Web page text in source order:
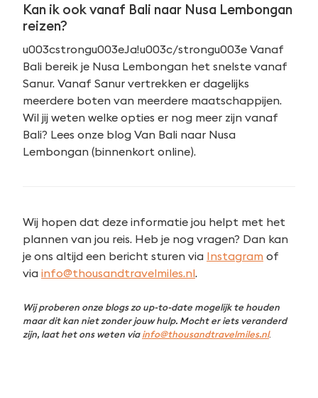
Kan ik ook vanaf Bali naar Nusa Lembongan
reizen?
u003cstrongu003eJa!u003c/strongu003e Vanaf
Bali bereik je Nusa Lembongan het snelste vanaf
Sanur. Vanaf Sanur vertrekken er dagelijks
meerdere boten van meerdere maatschappijen.
Wil jij weten welke opties er nog meer zijn vanaf
Bali? Lees onze blog Van Bali naar Nusa
Lembongan (binnenkort online).
Wij hopen dat deze informatie jou helpt met het
plannen van jou reis. Heb je nog vragen? Dan kan
je ons altijd een bericht sturen via Instagram of
via info@thousandtravelmiles.nl.
Wij proberen onze blogs zo up-to-date mogelijk te houden
maar dit kan niet zonder jouw hulp. Mocht er iets veranderd
zijn, laat het ons weten viainfo@thousandtravelmiles.nl.
Zoeken
naar: